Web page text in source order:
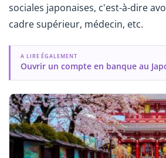
sociales japonaises, c'est-à-dire
cadre supérieur, médecin, etc.
A LIRE ÉGALEMENT
Ouvrir un compte en banque au